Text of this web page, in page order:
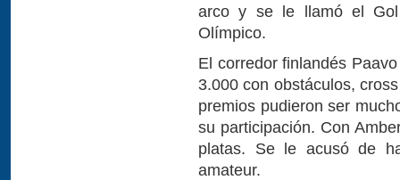
arco y se le llamó el
Olímpico.
El corredor finlandés
3.000 con obstáculos,
premios pudieron ser
su participación. Con
platas. Se le acusó de
amateur.